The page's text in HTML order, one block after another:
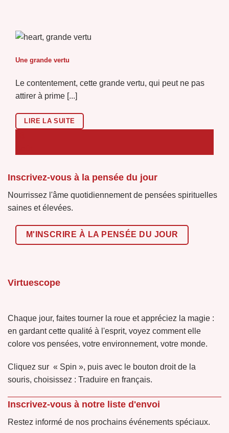
Une grande vertu
Le contentement, cette grande vertu, qui peut ne pas
attirer à prime [...]
LIRE LA SUITE
Inscrivez-vous à la pensée du jour
Nourrissez l'âme quotidiennement de pensées spirituelles
saines et élevées.
M'INSCRIRE À LA PENSÉE DU JOUR
Virtuescope
Chaque jour, faites tourner la roue et appréciez la magie :
en gardant cette qualité à l'esprit, voyez comment elle
colore vos pensées, votre environnement, votre monde.
Cliquez sur « Spin », puis avec le bouton droit de la
souris, choisissez : Traduire en français.
Inscrivez-vous à notre liste d'envoi
Restez informé de nos prochains événements spéciaux.